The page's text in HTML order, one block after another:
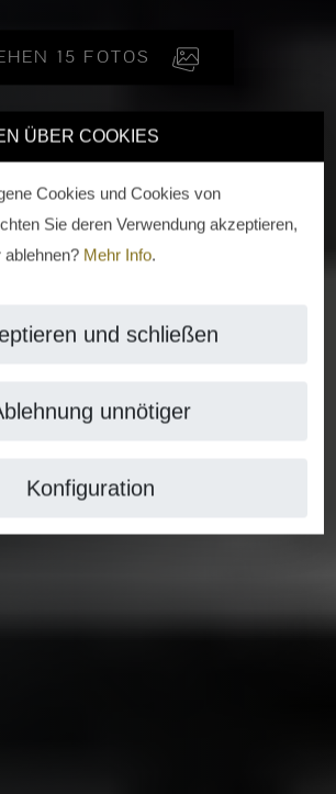
ÜBER COOKIES
Cookies und Cookies von
Sie deren Verwendung akzeptieren,
ablehnen? Mehr Info.
und schließen
unnötiger
Konfiguration
15 FOTOS